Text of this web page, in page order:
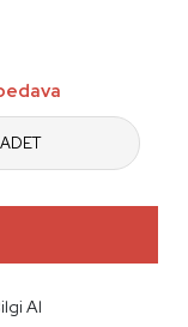
ADET
Al